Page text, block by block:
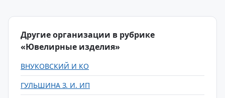
Другие организации в рубрике
«Ювелирные изделия»
ВНУКОВСКИЙ И КО
ГУЛЬШИНА З. И. ИП